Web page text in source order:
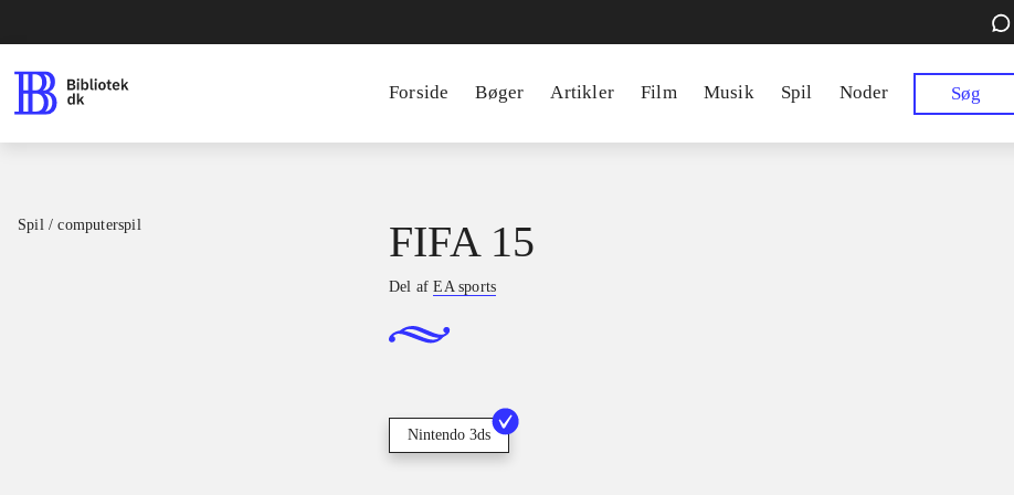
Forside Bøger Artikler Film Musik Spil Noder Søg
Spil / computerspil FIFA 15
Del afEA sports
Nintendo 3ds